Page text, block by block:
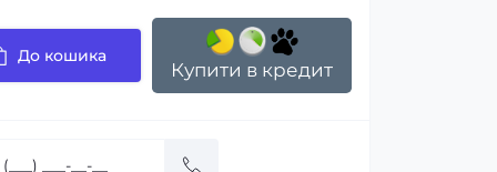
До кошика
Купити в кредит